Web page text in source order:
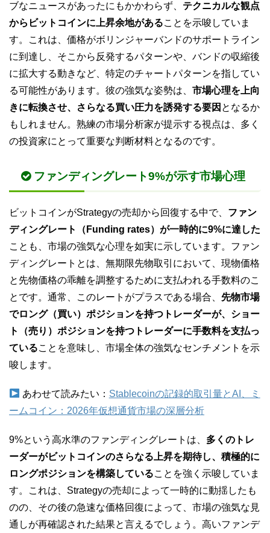
ブなニュースがあったにもかかわらず、 テクニカルな観点
からビットコインに上昇余地があることを示唆していま
す。これは、価格がボリンジャーバンドのサポートライン
に到達し、そこから反発するパターンや、バンドの収縮後
に拡大する動きなど、特定のチャートパターンを指してい
る可能性があります。彼の強気な姿勢は、 市場心理を上向
きに転換させ、さらなる買い圧力を誘発する要因 となるか
もしれません。熟練の市場分析家が提示する視点は、多く
の投資家にとって重要な判断材料となるのです。
ファンディングレート9%が示す市場心理
ビットコインがStrategyの売却から回復する中で、 ファン
ディングレート（Funding rates）が一時的に9%に達した
ことも、市場の強気な心理を如実に示しています。ファン
ディングレートとは、無期限先物取引において、現物価格
と先物価格の乖離を調整するために支払われる手数料のこ
とです。通常、このレートがプラスである場合、 先物市場
でロング（買い）ポジションを持つトレーダーが、ショー
ト（売り）ポジションを持つトレーダーに手数料を支払っ
ていることを意味し、市場全体の強気なセンチメントを示
唆します。
あわせて読みたい： Stablecoinの記録的取引量とAI、ミ
ームコイン：2026年仮想通貨市場の深層分析
9%という高水準のファンディングレートは、 多くのトレ
ーダーがビットコインのさらなる上昇を期待し、積極的に
ロングポジションを構築していることを強く示唆していま
す。これは、Strategyの売却によって一時的に動揺したも
のの、その後の急速な価格回復によって、市場の強気な見
通しが再確認された結果と言えるでしょう。高いファンデ